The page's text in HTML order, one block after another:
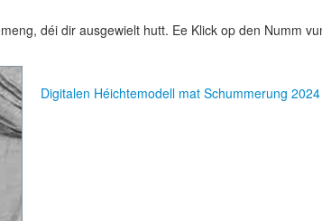
déi dir ausgewielt hutt. Ee Klick op den Numm
Digitalen Héichtemodell mat Schummerung